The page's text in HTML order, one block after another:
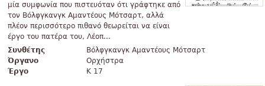
μία συμφωνία που πιστευόταν ότι γράφτηκε από
τον Βόλφγκανγκ Αμαντέους Μότσαρτ, αλλά
πλέον περισσότερο πιθανό θεωρείται να είναι
έργο του πατέρα του, Λέοπ...
Συνθέτης
Βόλφγκανγκ Αμαντέους Μότσαρτ
Όργανο
Ορχήστρα
Έργο
K 17